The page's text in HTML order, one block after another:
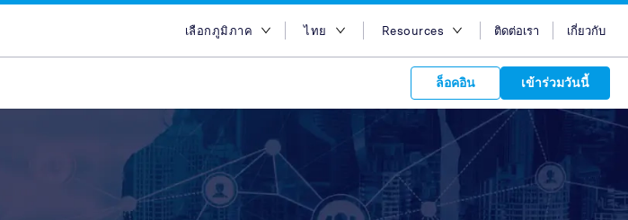
เลือกภูมิภาค
เลือกภูมิภาค
อินเดีย
อินโดนีเซีย
ไทย
English
ไทย
Resources
บล็อก
Case Studies
Support
ติดต่อเรา เกี่ยวกับ
Attract new customers to your
Leverage our affiliate network to reach
new customers for your products and
Plans & Service
Discover our range of Platform Plans &
Service Plans to unlock the technology &
service behind our premium partnership
Discover why Optimise is the affiliate
network & partnerships platform of
choice for so many Partners. Explore the
Reach across our extensive network of
Marketplaces and learn why global
advertisers work with our network of
ล็อคอิน เข้าร่วมวันนี้